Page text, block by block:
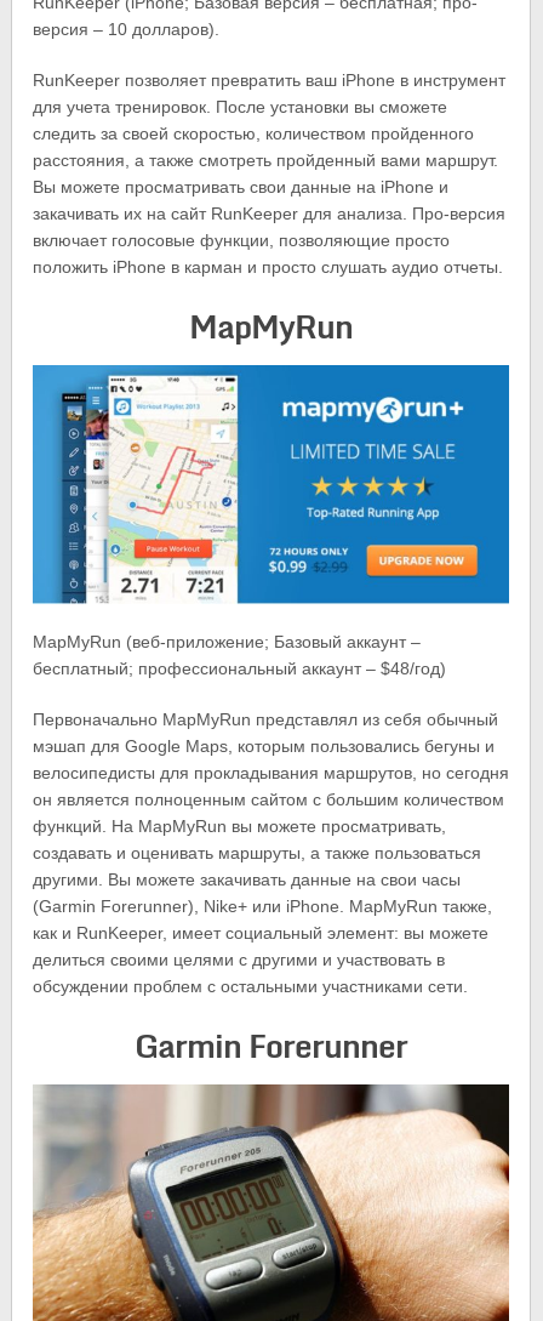
версия – 10 долларов).
RunKeeper позволяет превратить ваш iPhone в инструмент
для учета тренировок. После установки вы сможете
следить за своей скоростью, количеством пройденного
расстояния, а также смотреть пройденный вами маршрут.
Вы можете просматривать свои данные на iPhone и
закачивать их на сайт RunKeeper для анализа. Про-версия
включает голосовые функции, позволяющие просто
положить iPhone в карман и просто слушать аудио отчеты.
MapMyRun
MapMyRun (веб-приложение; Базовый аккаунт –
бесплатный; профессиональный аккаунт – $48/год)
Первоначально MapMyRun представлял из себя обычный
мэшап для Google Maps, которым пользовались бегуны и
велосипедисты для прокладывания маршрутов, но сегодня
он является полноценным сайтом с большим количеством
функций. На MapMyRun вы можете просматривать,
создавать и оценивать маршруты, а также пользоваться
другими. Вы можете закачивать данные на свои часы
(Garmin Forerunner), Nike+ или iPhone. MapMyRun также,
как и RunKeeper, имеет социальный элемент: вы можете
делиться своими целями с другими и участвовать в
обсуждении проблем с остальными участниками сети.
Garmin Forerunner